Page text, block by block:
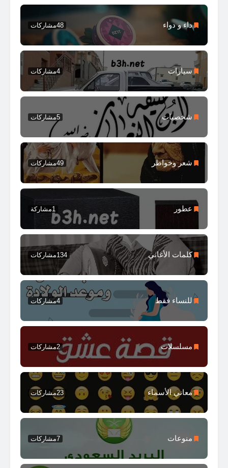
داء و دواء 48مشاركات
سيارات 4مشاركات
شخصيات 5مشاركات
شعر وخواطر 49مشاركات
عطور 1مشاركة
كلمات الأغاني 134مشاركات
للنساء فقط 4مشاركات
مسلسلات 2مشاركات
معاني الأسماء 23مشاركات
منوعات 7مشاركات